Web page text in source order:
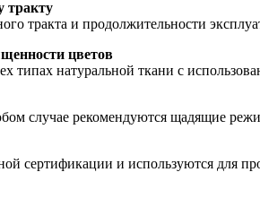
тракту
тракта и продолжительности
цветов
типах натуральной ткани с
случае рекомендуются щадящие
сертификации и используются для